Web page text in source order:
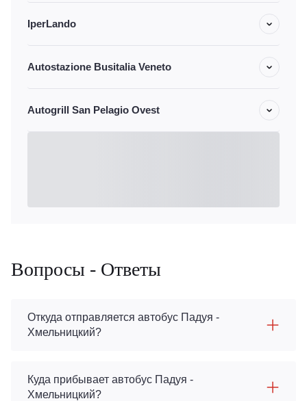
IperLando
Autostazione Busitalia Veneto
Autogrill San Pelagio Ovest
Вопросы - Ответы
Откуда отправляется автобус Падуя -
Хмельницкий?
Куда прибывает автобус Падуя -
Хмельницкий?